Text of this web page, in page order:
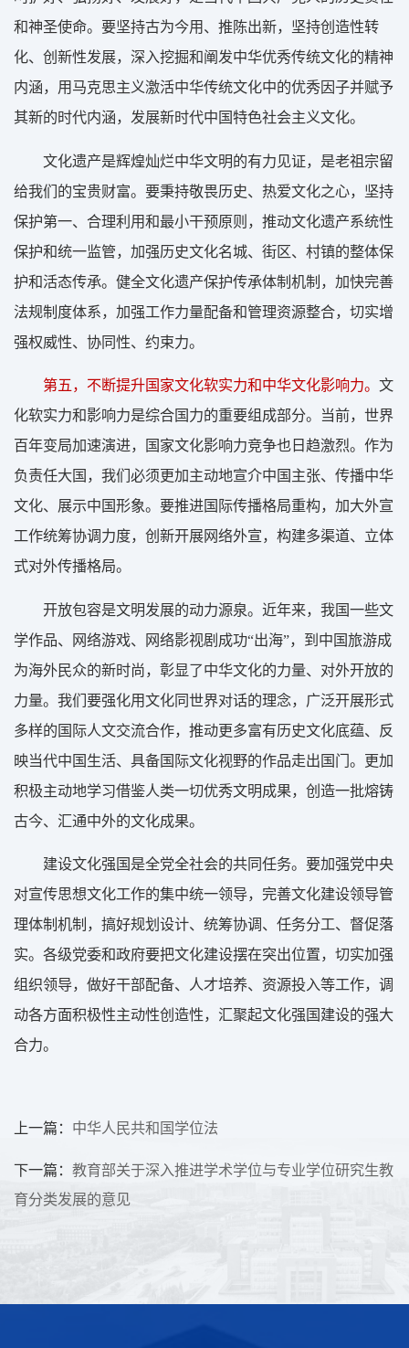
和神圣使命。要坚持古为今用、推陈出新，坚持创造性转
化、创新性发展，深入挖掘和阐发中华优秀传统文化的精神
内涵，用马克思主义激活中华传统文化中的优秀因子并赋予
其新的时代内涵，发展新时代中国特色社会主义文化。
文化遗产是辉煌灿烂中华文明的有力见证，是老祖宗留
给我们的宝贵财富。要秉持敬畏历史、热爱文化之心，坚持
保护第一、合理利用和最小干预原则，推动文化遗产系统性
保护和统一监管，加强历史文化名城、街区、村镇的整体保
护和活态传承。健全文化遗产保护传承体制机制，加快完善
法规制度体系，加强工作力量配备和管理资源整合，切实增
强权威性、协同性、约束力。
第五，不断提升国家文化软实力和中华文化影响力。文
化软实力和影响力是综合国力的重要组成部分。当前，世界
百年变局加速演进，国家文化影响力竞争也日趋激烈。作为
负责任大国，我们必须更加主动地宣介中国主张、传播中华
文化、展示中国形象。要推进国际传播格局重构，加大外宣
工作统筹协调力度，创新开展网络外宣，构建多渠道、立体
式对外传播格局。
开放包容是文明发展的动力源泉。近年来，我国一些文
学作品、网络游戏、网络影视剧成功“出海”，到中国旅游成
为海外民众的新时尚，彰显了中华文化的力量、对外开放的
力量。我们要强化用文化同世界对话的理念，广泛开展形式
多样的国际人文交流合作，推动更多富有历史文化底蕴、反
映当代中国生活、具备国际文化视野的作品走出国门。更加
积极主动地学习借鉴人类一切优秀文明成果，创造一批熔铸
古今、汇通中外的文化成果。
建设文化强国是全党全社会的共同任务。要加强党中央
对宣传思想文化工作的集中统一领导，完善文化建设领导管
理体制机制，搞好规划设计、统筹协调、任务分工、督促落
实。各级党委和政府要把文化建设摆在突出位置，切实加强
组织领导，做好干部配备、人才培养、资源投入等工作，调
动各方面积极性主动性创造性，汇聚起文化强国建设的强大
合力。
上一篇： 中华人民共和国学位法
下一篇： 教育部关于深入推进学术学位与专业学位研究生教
育分类发展的意见